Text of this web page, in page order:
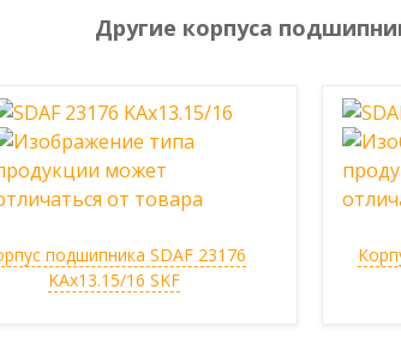
Другие корпуса
подшипника SDAF 23176
KAx13.15/16 SKF